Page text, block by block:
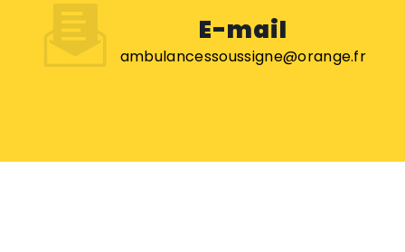
E-mail
ambulancessoussigne@orange.fr